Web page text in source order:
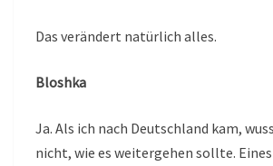
Das verändert natürlich alles.
Bloshka
Ja. Als ich nach Deutschland kam,
nicht, wie es weitergehen sollte.